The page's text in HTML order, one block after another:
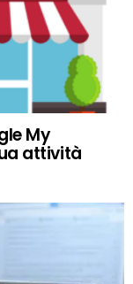
My
attività